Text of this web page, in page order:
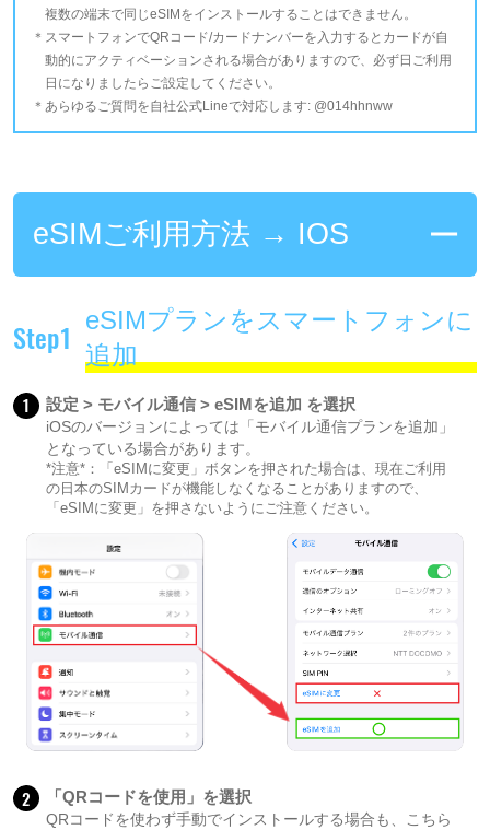
複数の端末で同じeSIMをインストールすることはできません。
スマートフォンでQRコード/カードナンバーを入力するとカードが自
動的にアクティベーションされる場合がありますので、必ず日ご利用
日になりましたらご設定してください。
あらゆるご質問を自社公式Lineで対応します: @014hhnww
eSIMご利用方法 → IOS
Step1
eSIMプランをスマートフォンに
追加
1 設定 > モバイル通信 > eSIMを追加 を選択
iOSのバージョンによっては「モバイル通信プランを追加」
となっている場合があります。
*注意*：「eSIMに変更」ボタンを押された場合は、現在ご利用
の日本のSIMカードが機能しなくなることがありますので、
「eSIMに変更」を押さないようにご注意ください。
2 「QRコードを使用」を選択
QRコードを使わず手動でインストールする場合も、こちら